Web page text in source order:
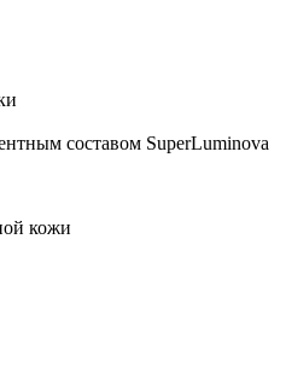
составом SuperLuminova
кожи